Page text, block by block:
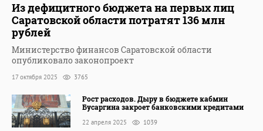
Из дефицитного бюджета на первых лиц
Саратовской области потратят 136 млн
рублей
Министерство финансов Саратовской области
опубликовало законопроект
17 октября 2025 3765
Рост расходов. Дыру в бюджете кабмин
Бусаргина закроет банковскими кредитами
22 апреля 2025 1039